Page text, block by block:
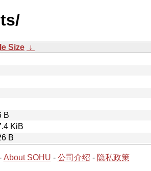
Size ↓
B
KiB
B
About SOHU - 公司介绍 - 隐私政策